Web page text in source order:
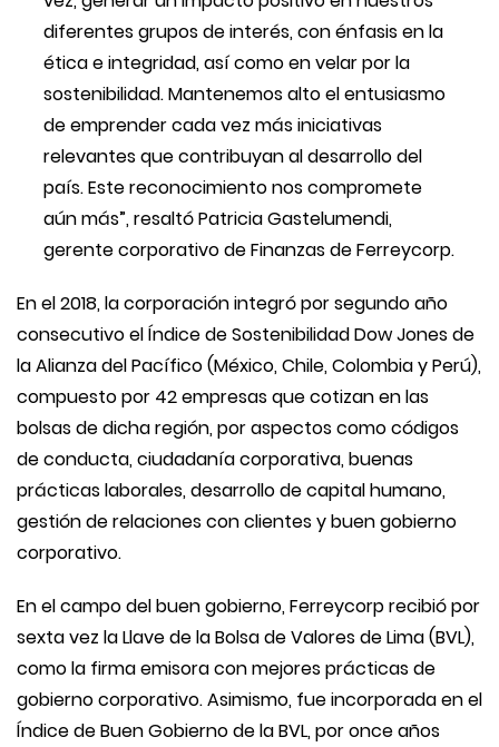
diferentes grupos de interés, con énfasis en la
ética e integridad, así como en velar por la
sostenibilidad. Mantenemos alto el entusiasmo
de emprender cada vez más iniciativas
relevantes que contribuyan al desarrollo del
país. Este reconocimiento nos compromete
aún más”, resaltó Patricia Gastelumendi,
gerente corporativo de Finanzas de Ferreycorp.
En el 2018, la corporación integró por segundo año
consecutivo el Índice de Sostenibilidad Dow Jones de
la Alianza del Pacífico (México, Chile, Colombia y Perú),
compuesto por 42 empresas que cotizan en las
bolsas de dicha región, por aspectos como códigos
de conducta, ciudadanía corporativa, buenas
prácticas laborales, desarrollo de capital humano,
gestión de relaciones con clientes y buen gobierno
corporativo.
En el campo del buen gobierno, Ferreycorp recibió por
sexta vez la Llave de la Bolsa de Valores de Lima (BVL),
como la firma emisora con mejores prácticas de
gobierno corporativo. Asimismo, fue incorporada en el
Índice de Buen Gobierno de la BVL, por once años